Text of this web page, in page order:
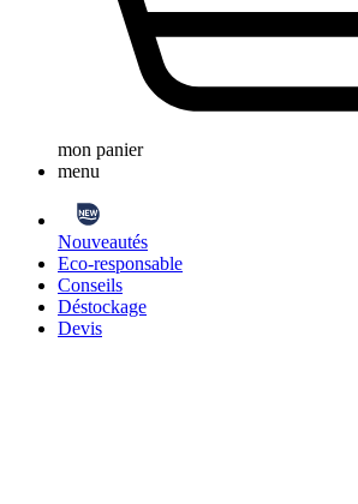
mon panier
menu
Nouveautés
Eco-responsable
Conseils
Déstockage
Devis